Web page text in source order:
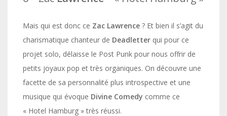
Mais qui est donc ce Zac Lawrence ? Et bien il s’agit du
charismatique chanteur de Deadletter qui pour ce
projet solo, délaisse le Post Punk pour nous offrir de
petits joyaux pop et très organiques. On découvre une
facette de sa personnalité plus introspective et une
musique qui évoque Divine Comedy comme ce
« Hotel Hamburg » très réussi.